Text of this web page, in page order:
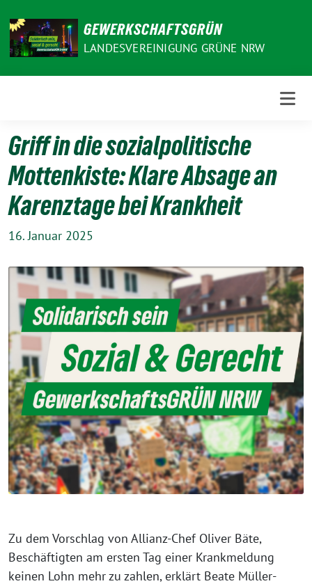
zum
Inhalt
GEWERKSCHAFTSGRÜN
LANDESVEREINIGUNG GRÜNE NRW
Griff in die sozialpolitische
Mottenkiste: Klare Absage an
Karenztage bei Krankheit
16. Januar 2025
Zu dem Vorschlag von Allianz-Chef Oliver Bäte,
Beschäftigten am ersten Tag einer Krankmeldung
keinen Lohn mehr zu zahlen, erklärt Beate Müller-